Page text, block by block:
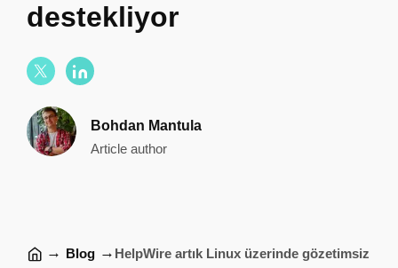
destekliyor
Bohdan Mantula
Article author
→ Blog → HelpWire artık Linux üzerinde gözetimsiz